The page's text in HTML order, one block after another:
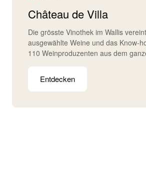
Château de Villa
Die grösste Vinothek im Wallis
ausgewählte Weine und das Know-
110 Weinproduzenten aus dem
Entdecken